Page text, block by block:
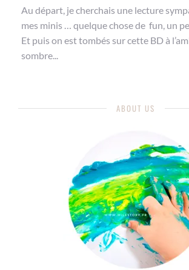
Au départ, je cherchais une lecture
mes minis … quelque chose de fun, un
Et puis on est tombés sur cette BD à
sombre...
ABOUT US